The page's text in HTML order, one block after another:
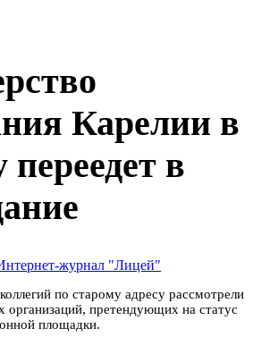
Карелии в
переедет в
журнал "Лицей"
по старому адресу рассмотрели
организаций, претендующих на статус
площадки.